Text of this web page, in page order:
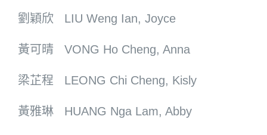
劉穎欣 LIU Weng Ian, Joyce
黃可晴 VONG Ho Cheng, Anna
梁芷程 LEONG Chi Cheng, Kisly
黃雅琳 HUANG Nga Lam, Abby